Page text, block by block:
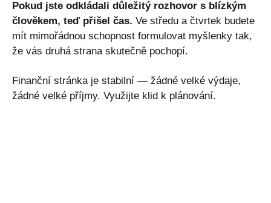
Pokud jste odkládali důležitý rozhovor s blízkým
člověkem, teď přišel čas. Ve středu a čtvrtek budete
mít mimořádnou schopnost formulovat myšlenky tak,
že vás druhá strana skutečně pochopí.
Finanční stránka je stabilní — žádné velké výdaje,
žádné velké příjmy. Využijte klid k plánování.